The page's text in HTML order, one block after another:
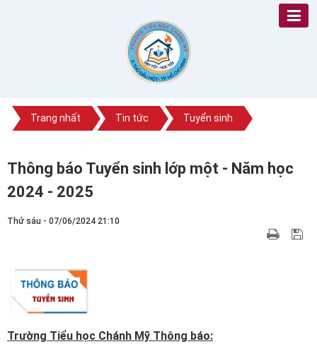
Trang nhất Tin tức Tuyển sinh
Thông báo Tuyển sinh lớp một - Năm học
2024 - 2025
Thứ sáu - 07/06/2024 21:10
Trường Tiểu học Chánh Mỹ Thông báo: